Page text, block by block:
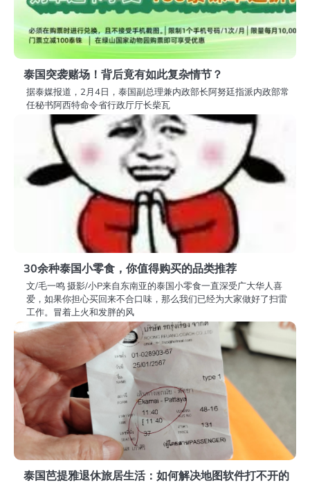
泰国突袭赌场！背后竟有如此复杂情节？
据泰媒报道，2月4日，泰国副总理兼内政部长阿努廷指派内政部常
任秘书阿西特命令省行政厅厅长柴瓦
30余种泰国小零食，你值得购买的品类推荐
文/毛一鸣 摄影/小P来自东南亚的泰国小零食一直深受广大华人喜
爱，如果你担心买回来不合口味，那么我们已经为大家做好了扫雷
工作。冒着上火和发胖的风
泰国芭提雅退休旅居生活：如何解决地图软件打不开的